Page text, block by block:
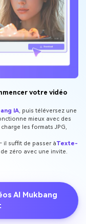
votre vidéo
IA, puis téléversez une
mieux avec des
les formats JPG,
il suffit de passer àTexte-
zéro avec une invite.
AI Mukbang